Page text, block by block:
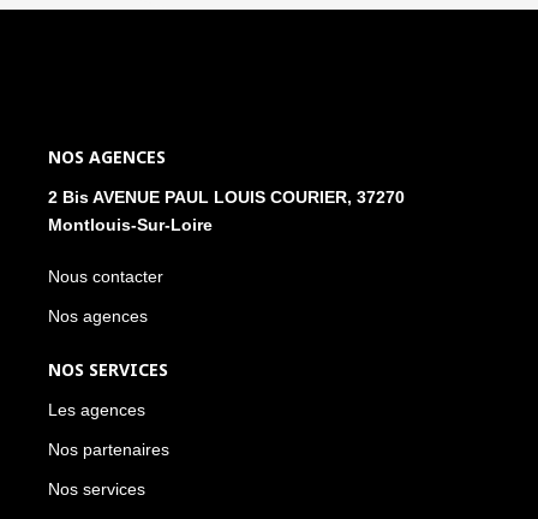
NOS AGENCES
2 Bis AVENUE PAUL LOUIS COURIER, 37270
Montlouis-Sur-Loire
Nous contacter
Nos agences
NOS SERVICES
Les agences
Nos partenaires
Nos services